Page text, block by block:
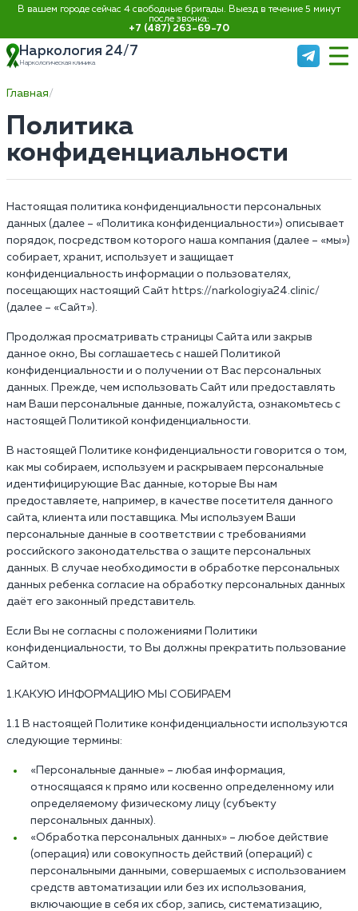
В вашем городе сейчас 4 свободные бригады. Выезд в течение 5 минут
после звонка:
+7 (487) 263-69-70
Наркология 24/7
Наркологическая клиника
Главная
Политика
конфиденциальности
Настоящая политика конфиденциальности персональных
данных (далее – «Политика конфиденциальности») описывает
порядок, посредством которого наша компания (далее – «мы»)
собирает, хранит, использует и защищает
конфиденциальность информации о пользователях,
посещающих настоящий Сайт https://narkologiya24.clinic/
(далее – «Сайт»).
Продолжая просматривать страницы Сайта или закрыв
данное окно, Вы соглашаетесь с нашей Политикой
конфиденциальности и о получении от Вас персональных
данных. Прежде, чем использовать Сайт или предоставлять
нам Ваши персональные данные, пожалуйста, ознакомьтесь с
настоящей Политикой конфиденциальности.
В настоящей Политике конфиденциальности говорится о том,
как мы собираем, используем и раскрываем персональные
идентифицирующие Вас данные, которые Вы нам
предоставляете, например, в качестве посетителя данного
сайта, клиента или поставщика. Мы используем Ваши
персональные данные в соответствии с требованиями
российского законодательства о защите персональных
данных. В случае необходимости в обработке персональных
данных ребенка согласие на обработку персональных данных
даёт его законный представитель.
Если Вы не согласны с положениями Политики
конфиденциальности, то Вы должны прекратить пользование
Сайтом.
1.КАКУЮ ИНФОРМАЦИЮ МЫ СОБИРАЕМ
1.1 В настоящей Политике конфиденциальности используются
следующие термины:
«Персональные данные» – любая информация,
относящаяся к прямо или косвенно определенному или
определяемому физическому лицу (субъекту
персональных данных).
«Обработка персональных данных» – любое действие
(операция) или совокупность действий (операций) с
персональными данными, совершаемых с использованием
средств автоматизации или без их использования,
включающие в себя их сбор, запись, систематизацию,